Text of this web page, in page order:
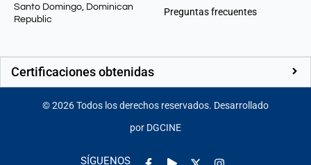
Santo Domingo, Dominican
Republic
Preguntas frecuentes
Certificaciones obtenidas
©2026Todos los derechos reservados. Desarrollado
por DGCINE
SÍGUENOS
Facebook-
Play Instagram